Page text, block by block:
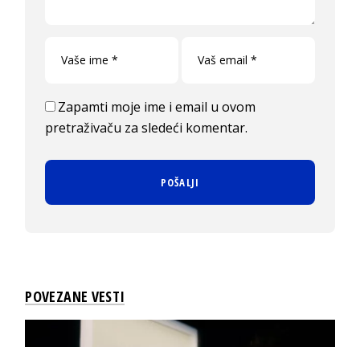
Zapamti moje ime i email u ovom
pretraživaču za sledeći komentar.
POVEZANE VESTI